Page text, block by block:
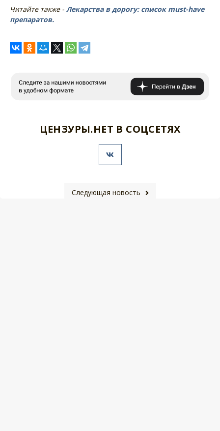
Читайте также - Лекарства в дорогу: список must-have
препаратов.
ЦЕНЗУРЫ.НЕТ В СОЦСЕТЯХ
Следующая новость